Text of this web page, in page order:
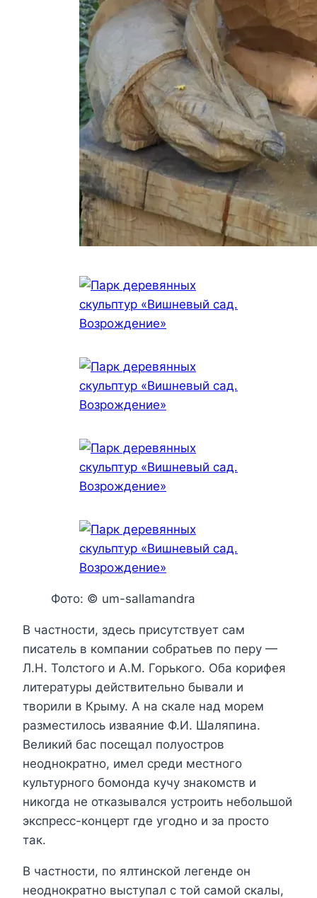
Фото: © um-sallamandra
В частности, здесь присутствует сам
писатель в компании собратьев по перу —
Л.Н. Толстого и А.М. Горького. Оба корифея
литературы действительно бывали и
творили в Крыму. А на скале над морем
разместилось изваяние Ф.И. Шаляпина.
Великий бас посещал полуостров
неоднократно, имел среди местного
культурного бомонда кучу знакомств и
никогда не отказывался устроить небольшой
экспресс-концерт где угодно и за просто
так.
В частности, по ялтинской легенде он
неоднократно выступал с той самой скалы,